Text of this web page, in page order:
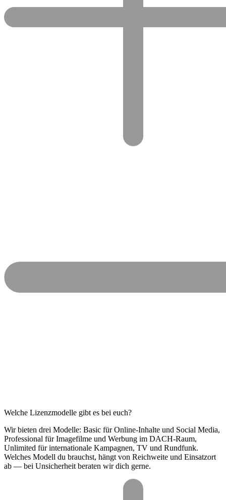
Welche Lizenzmodelle gibt es bei euch?
Wir bieten drei Modelle: Basic für Online-Inhalte und Social Media,
Professional für Imagefilme und Werbung im DACH-Raum,
Unlimited für internationale Kampagnen, TV und Rundfunk.
Welches Modell du brauchst, hängt von Reichweite und Einsatzort
ab — bei Unsicherheit beraten wir dich gerne.